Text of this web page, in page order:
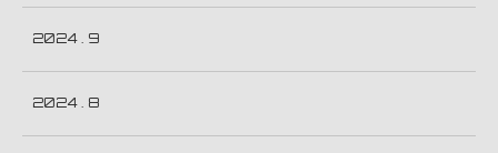
2024 . 9
2024 . 8